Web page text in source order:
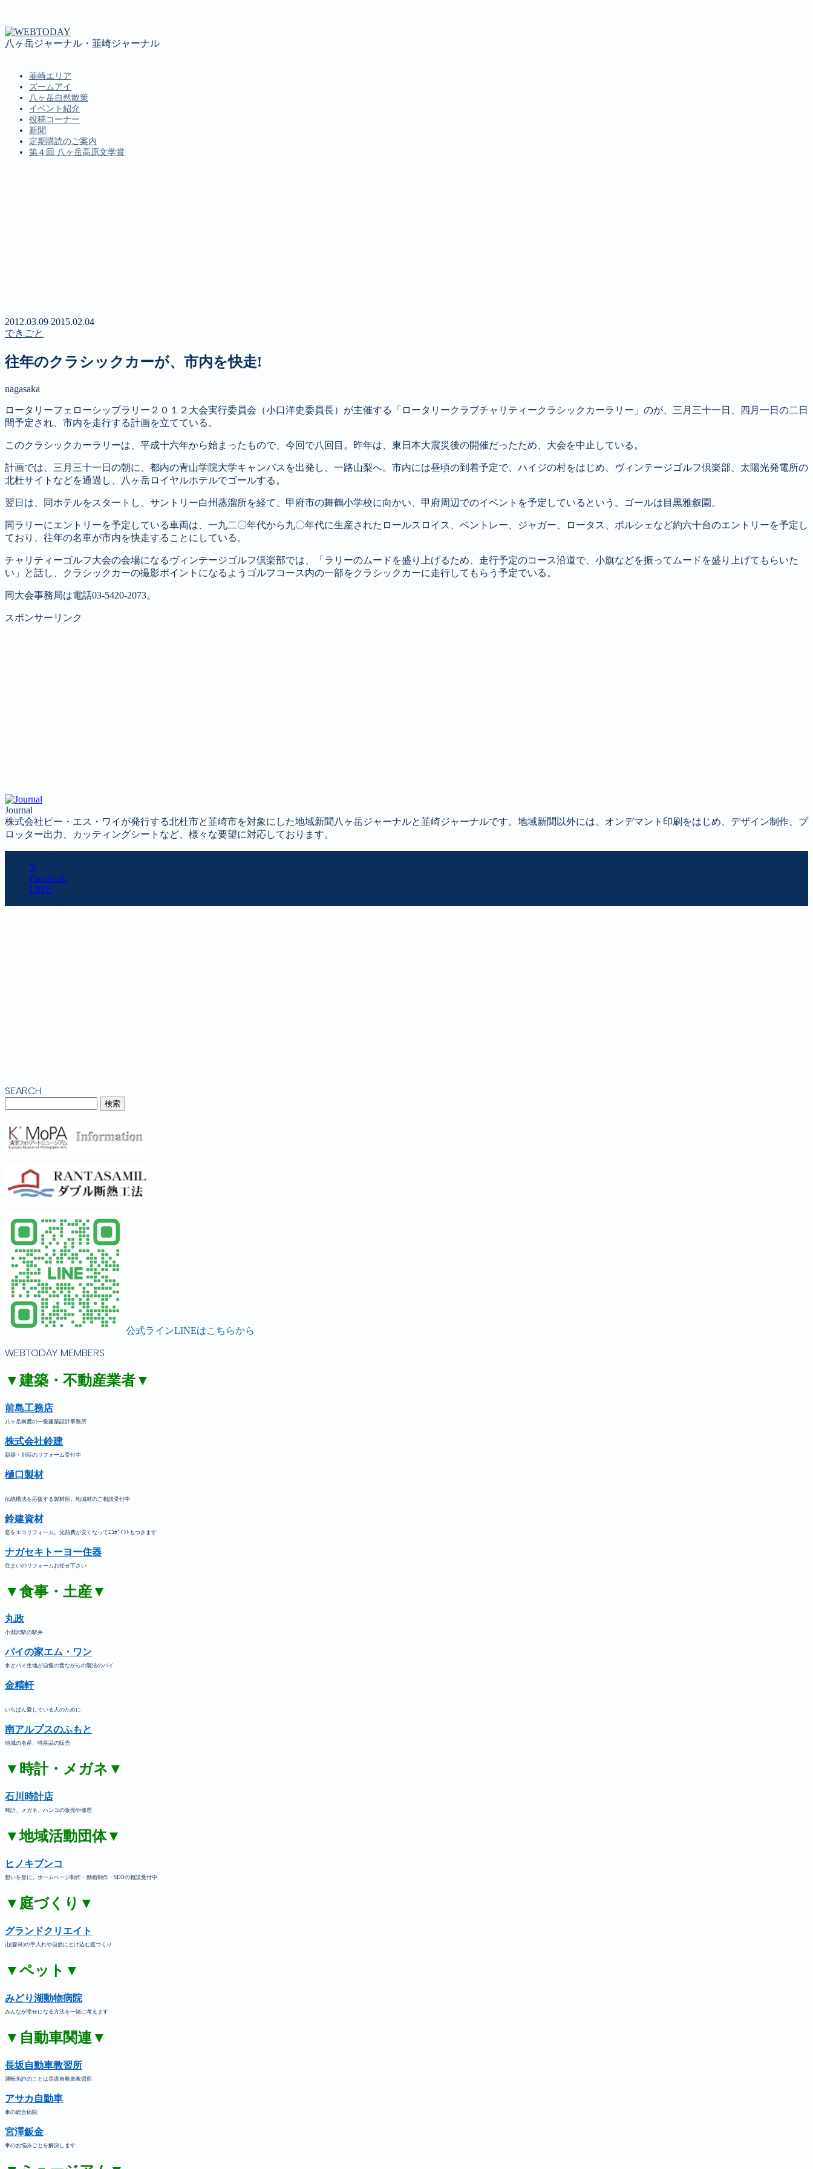
八ヶ岳ジャーナル・韮崎ジャーナル
韮崎エリア
ズームアイ
八ヶ岳自然散策
イベント紹介
投稿コーナー
新聞
定期購読のご案内
第４回 八ヶ岳高原文学賞
2012.03.09 2015.02.04
できごと
往年のクラシックカーが、市内を快走!
nagasaka
ロータリーフェローシップラリー２０１２大会実行委員会（小口洋史委員長）が主催する「ロータリークラブチャリティークラシックカーラリー」のが、三月三十一日、四月一日の二日
間予定され、市内を走行する計画を立てている。
このクラシックカーラリーは、平成十六年から始まったもので、今回で八回目。昨年は、東日本大震災後の開催だったため、大会を中止している。
計画では、三月三十一日の朝に、都内の青山学院大学キャンパスを出発し、一路山梨へ。市内には昼頃の到着予定で、ハイジの村をはじめ、ヴィンテージゴルフ倶楽部、太陽光発電所の
北杜サイトなどを通過し、八ヶ岳ロイヤルホテルでゴールする。
翌日は、同ホテルをスタートし、サントリー白州蒸溜所を経て、甲府市の舞鶴小学校に向かい、甲府周辺でのイベントを予定しているという。ゴールは目黒雅叙園。
同ラリーにエントリーを予定している車両は、一九二〇年代から九〇年代に生産されたロールスロイス、ベントレー、ジャガー、ロータス、ポルシェなど約六十台のエントリーを予定し
ており、往年の名車が市内を快走することにしている。
チャリティーゴルフ大会の会場になるヴィンテージゴルフ倶楽部では、「ラリーのムードを盛り上げるため、走行予定のコース沿道で、小旗などを振ってムードを盛り上げてもらいた
い」と話し、クラシックカーの撮影ポイントになるようゴルフコース内の一部をクラシックカーに走行してもらう予定でいる。
同大会事務局は電話03-5420-2073。
スポンサーリンク
Journal
株式会社ピー・エス・ワイが発行する北杜市と韮崎市を対象にした地域新聞八ヶ岳ジャーナルと韮崎ジャーナルです。地域新聞以外には、オンデマント印刷をはじめ、デザイン制作、プ
ロッター出力、カッティングシートなど、様々な要望に対応しております。
X
Facebook
LINE
SEARCH
公式ラインLINEはこちらから
WEBTODAY MEMBERS
▼建築・不動産業者▼
前島工務店
八ヶ岳南麓の一級建築設計事務所
株式会社鈴建
新築・別荘のリフォーム受付中
樋口製材
伝統構法を応援する製材所。地域材のご相談受付中
鈴建資材
窓をエコリフォーム。光熱費が安くなってｴｺﾎﾟｲﾝﾄもつきます
ナガセキトーヨー住器
住まいのリフォームお任せ下さい
▼食事・土産▼
丸政
小淵沢駅の駅弁
パイの家エム・ワン
水とパイ生地が自慢の昔ながらの製法のパイ
金精軒
いちばん愛している人のために
南アルプスのふもと
地域の名産、特産品の販売
▼時計・メガネ▼
石川時計店
時計、メガネ、ハンコの販売や修理
▼地域活動団体▼
ヒノキブンコ
想いを形に。ホームページ制作・動画制作・SEOの相談受付中
▼庭づくり▼
グランドクリエイト
山(森林)の手入れや自然にとけ込む庭づくり
▼ペット▼
みどり湖動物病院
みんなが幸せになる方法を一緒に考えます
▼自動車関連▼
長坂自動車教習所
運転免許のことは長坂自動車教習所
アサカ自動車
車の総合病院
宮澤鈑金
車のお悩みごとを解決します